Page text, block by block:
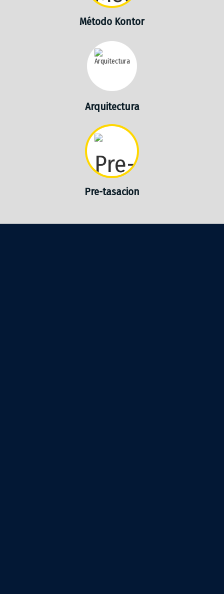
Método Kontor
Arquitectura
Pre-tasacion